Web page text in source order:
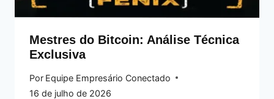
Mestres do Bitcoin: Análise Técnica
Exclusiva
Por Equipe Empresário Conectado
16 de julho de 2026